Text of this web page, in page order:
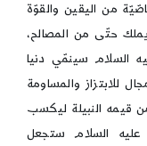
من اليقين والقوّة
حتّى من المصالح،
السلام سينمّي دنيا
للابتزاز والمساومة
قيمه النبيلة ليكسب
عليه السلام ستجعل